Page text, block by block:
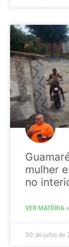
mulher
no
VER MATÉRIA »
30 de julho de